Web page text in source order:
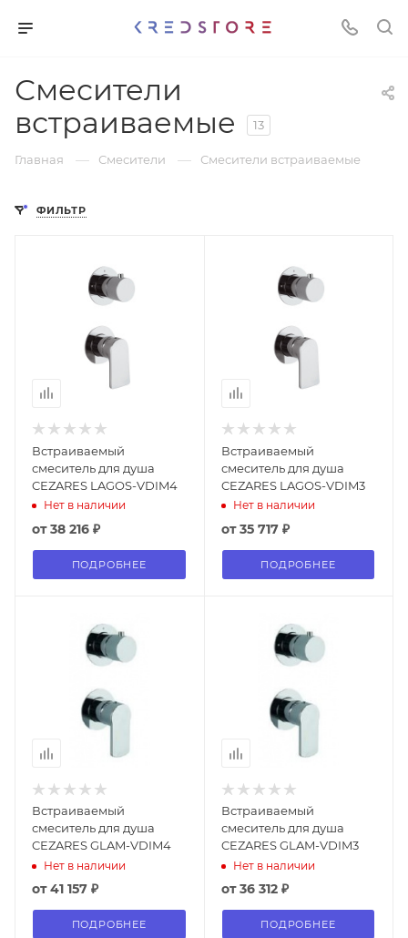
Смесители
встраиваемые
13
Главная — Смесители — Смесители встраиваемые
ФИЛЬТР
Встраиваемый
смеситель для душа
CEZARES LAGOS-VDIM4
Нет в наличии
от38 216 ₽
ПОДРОБНЕЕ
Встраиваемый
смеситель для душа
CEZARES LAGOS-VDIM3
Нет в наличии
от35 717 ₽
ПОДРОБНЕЕ
Встраиваемый
смеситель для душа
CEZARES GLAM-VDIM4
Нет в наличии
от41 157 ₽
ПОДРОБНЕЕ
Встраиваемый
смеситель для душа
CEZARES GLAM-VDIM3
Нет в наличии
от36 312 ₽
ПОДРОБНЕЕ